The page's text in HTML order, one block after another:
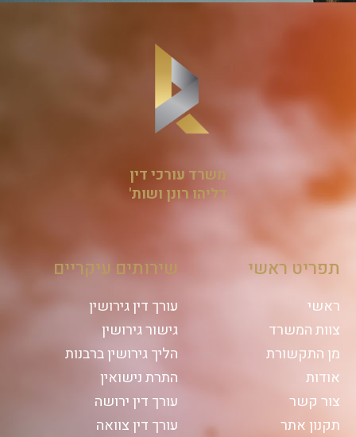
משרד עורכי דין
דליהו רונן ושות'
תפריט ראשי
ראשי
צוות המשרד
מן התקשורת
אודות
צור קשר
תקנון אתר
שירותים עיקריים
עורך דין גירושין
גישור גירושין
הליך גירושין ברבנות
התרת נישואין
עורך דין ירושה
עורך דין צוואה